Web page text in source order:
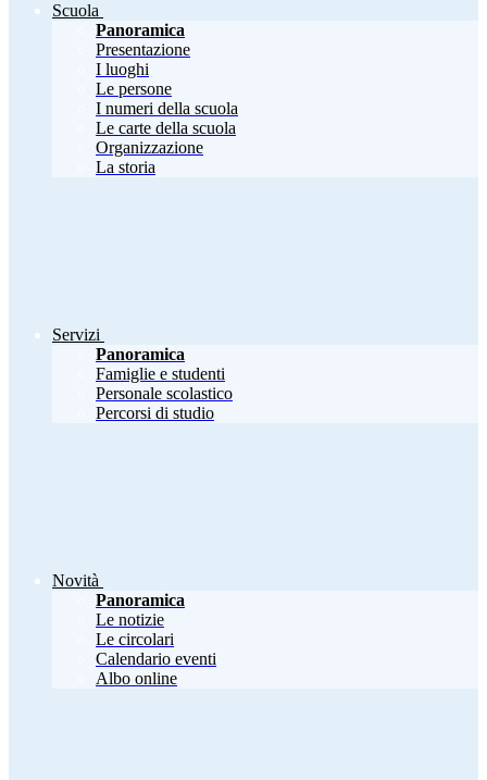
Scuola
Panoramica
Presentazione
I luoghi
Le persone
I numeri della scuola
Le carte della scuola
Organizzazione
La storia
Servizi
Panoramica
Famiglie e studenti
Personale scolastico
Percorsi di studio
Novità
Panoramica
Le notizie
Le circolari
Calendario eventi
Albo online